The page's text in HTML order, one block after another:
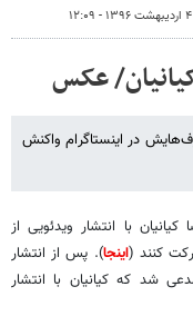
۴ اردیبهشت ۱۳۹۶ - ۱۲:۰۹
عکس
در اینستاگرام واکنش
با انتشار ویدئویی از
کنند (اینجا). پس از انتشار
شد که کیانیان با انتشار